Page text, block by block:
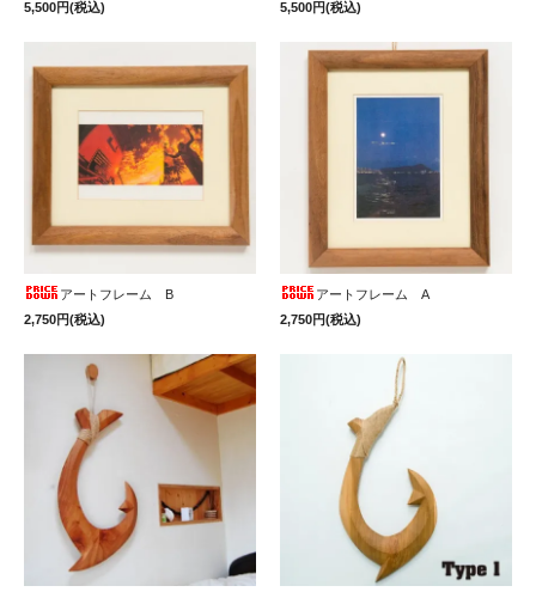
5,500円(税込)
5,500円(税込)
アートフレーム B
2,750円(税込)
アートフレーム A
2,750円(税込)